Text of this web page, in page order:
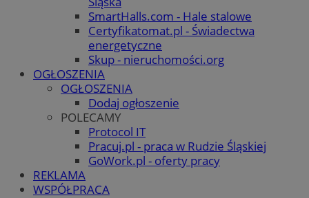
SmartHalls.com - Hale stalowe
Certyfikatomat.pl - Świadectwa
energetyczne
Skup - nieruchomości.org
OGŁOSZENIA
OGŁOSZENIA
Dodaj ogłoszenie
POLECAMY
Protocol IT
Pracuj.pl - praca w Rudzie Śląskiej
GoWork.pl - oferty pracy
REKLAMA
WSPÓŁPRACA